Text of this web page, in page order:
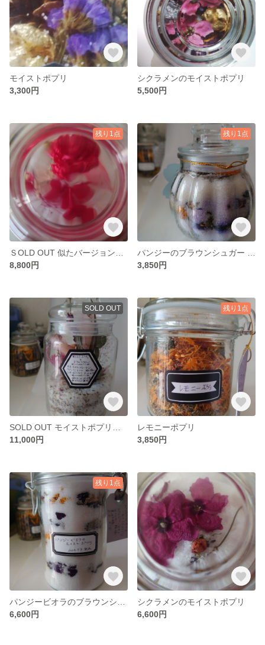
モイストポプリ
3,300円
シクラメンのモイストポプリ
5,500円
残り1点
8,800円
残り1点
3,850円
SOLD OUT
11,000円
残り1点
レモニーポプリ
3,850円
残り1点
6,600円
シクラメンのモイストポプリ
6,600円